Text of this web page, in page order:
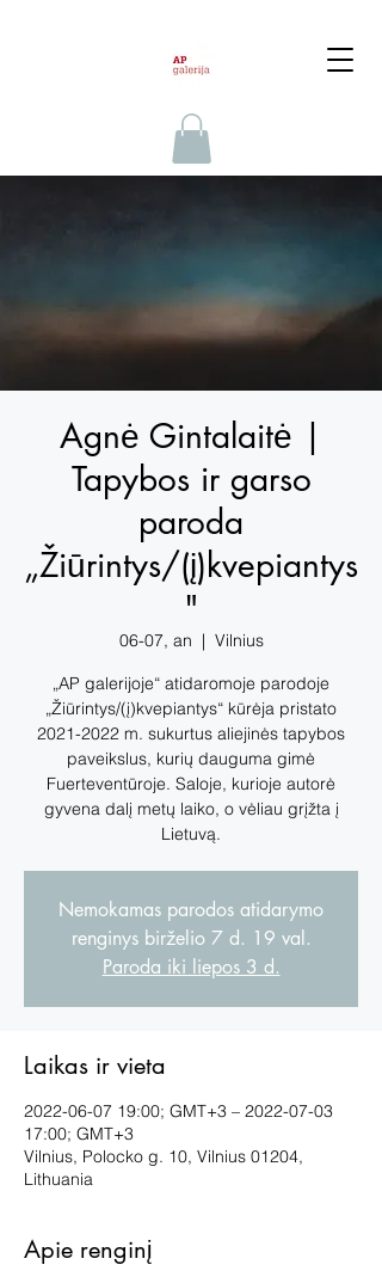
Agnė Gintalaitė |
Tapybos ir garso
paroda
„Žiūrintys/(į)kvepiantys
"
06-07, an
  |
Vilnius
„AP galerijoje“ atidaromoje parodoje
„Žiūrintys/(į)kvepiantys“ kūrėja pristato
2021-2022 m. sukurtus aliejinės tapybos
paveikslus, kurių dauguma gimė
Fuerteventūroje. Saloje, kurioje autorė
gyvena dalį metų laiko, o vėliau grįžta į
Lietuvą.
Nemokamas parodos atidarymo
renginys birželio 7 d. 19 val.
Paroda iki liepos 3 d.
Laikas ir vieta
2022-06-07 19:00; GMT+3 – 2022-07-03
17:00; GMT+3
Vilnius, Polocko g. 10, Vilnius 01204,
Lithuania
Apie renginį